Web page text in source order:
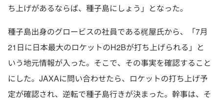
ち上げがあるならば、種子島にしょう」となった。
種子島出身のグロービスの社員である梶屋氏から、「7月
21日に日本最大のロケットのH2Bが打ち上げられる」と
いう地元情報が入った。そこで、その事実を確認すること
にした。JAXAに問い合わせたら、ロケットの打ち上げ予
定が確認され、逆転で種子島行きが決まった。幹事は、そ